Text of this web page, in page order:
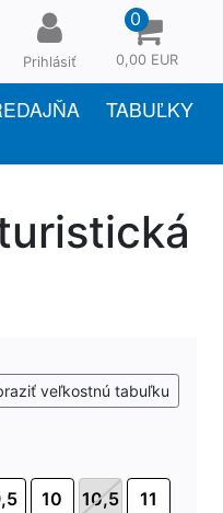
Prihlásiť
0
0,00 EUR
TABUĽKY
veľkostnú tabuľku
10 10,5 11